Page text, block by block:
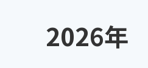
2026年